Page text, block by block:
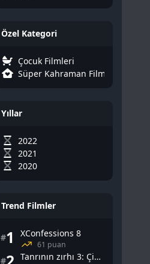
Özel Kategori
Çocuk Filmleri
Süper Kahraman Filmleri
Yıllar
2022
2021
2020
Trend Filmler
#1 XConfessions 8
61 puan
# Tanrının zırhı 3: Çin Falı